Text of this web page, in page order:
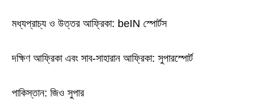
মধ্যপ্রাচ্য ও উত্তর আফ্রিকা: beIN স্পোর্টস
দক্ষিণ আফ্রিকা এবং সাব-সাহারান আফ্রিকা: সুপারস্পোর্ট
পাকিস্তান: জিও সুপার